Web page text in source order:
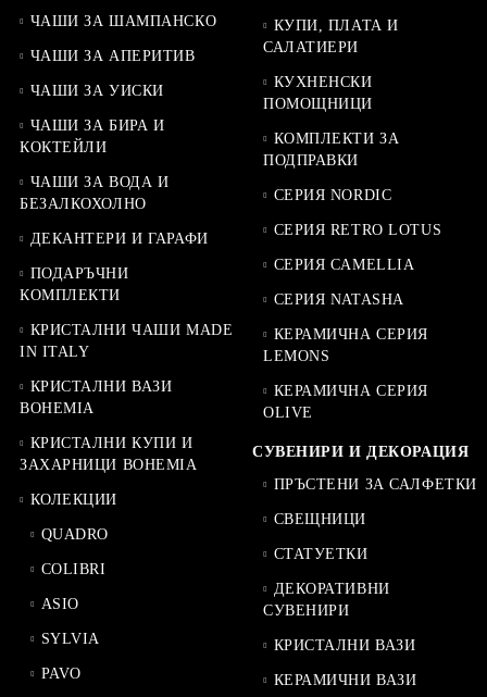
ЧАШИ ЗА ШАМПАНСКО
ЧАШИ ЗА АПЕРИТИВ
ЧАШИ ЗА УИСКИ
ЧАШИ ЗА БИРА И
КОКТЕЙЛИ
ЧАШИ ЗА ВОДА И
БЕЗАЛКОХОЛНО
ДЕКАНТЕРИ И ГАРАФИ
ПОДАРЪЧНИ
КОМПЛЕКТИ
КРИСТАЛНИ ЧАШИ MADE
IN ITALY
КРИСТАЛНИ ВАЗИ
BOHEMIA
КРИСТАЛНИ КУПИ И
ЗАХАРНИЦИ BOHEMIA
КОЛЕКЦИИ
QUADRO
COLIBRI
ASIO
SYLVIA
PAVO
КУПИ, ПЛАТА И
САЛАТИЕРИ
КУХНЕНСКИ
ПОМОЩНИЦИ
КОМПЛЕКТИ ЗА
ПОДПРАВКИ
СЕРИЯ NORDIC
СЕРИЯ RETRO LOTUS
СЕРИЯ CAMELLIA
СЕРИЯ NATASHA
КЕРАМИЧНА СЕРИЯ
LEMONS
КЕРАМИЧНА СЕРИЯ
OLIVE
СУВЕНИРИ И ДЕКОРАЦИЯ
ПРЪСТЕНИ ЗА САЛФЕТКИ
СВЕЩНИЦИ
СТАТУЕТКИ
ДЕКОРАТИВНИ
СУВЕНИРИ
КРИСТАЛНИ ВАЗИ
КЕРАМИЧНИ ВАЗИ